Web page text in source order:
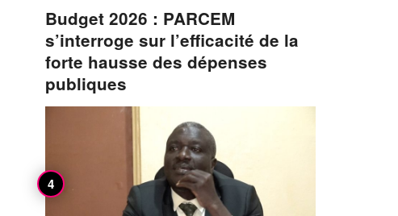
Budget 2026 : PARCEM
s’interroge sur l’efficacité de la
forte hausse des dépenses
publiques